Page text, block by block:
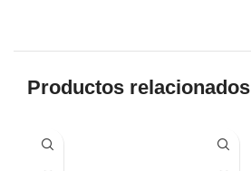
Productos relacionados